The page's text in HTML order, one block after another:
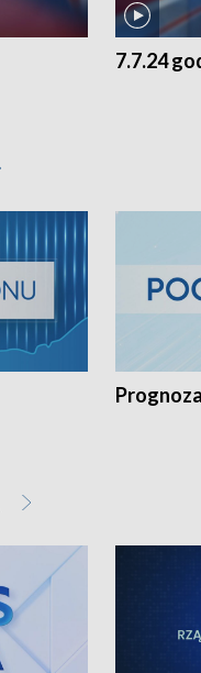
7.7.24